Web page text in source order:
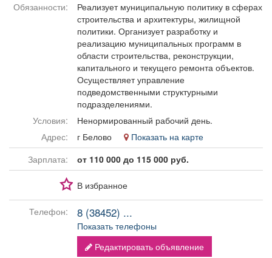
Поздравления Погода
Я - пенсионер
Обязанности:
Реализует муниципальную политику в сферах
строительства и архитектуры, жилищной
политики. Организует разработку и
реализацию муниципальных программ в
области строительства, реконструкции,
капитального и текущего ремонта объектов.
Осуществляет управление
подведомственными структурными
подразделениями.
Условия:
Ненормированный рабочий день.
Адрес:
г Белово
Показать на карте
Зарплата:
от 110 000 до 115 000 руб.
В избранное
Телефон: 8 (38452) ...
Показать телефоны
Редактировать объявление